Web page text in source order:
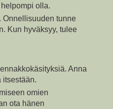
olla.
Onnellisuuden tunne
Kun hyväksyy, tulee
Anna
itsestään.
omien
ota hänen